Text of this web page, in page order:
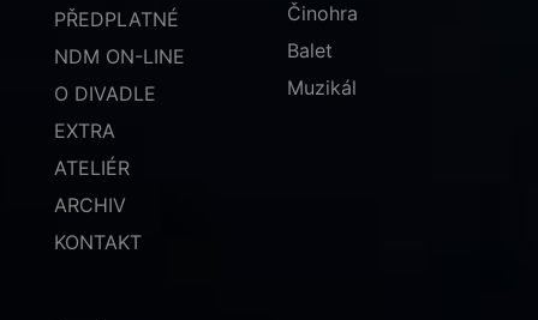
PŘEDPLATNÉ
NDM ON-LINE
O DIVADLE
EXTRA
ATELIÉR
ARCHIV
KONTAKT
Činohra
Balet
Muzikál